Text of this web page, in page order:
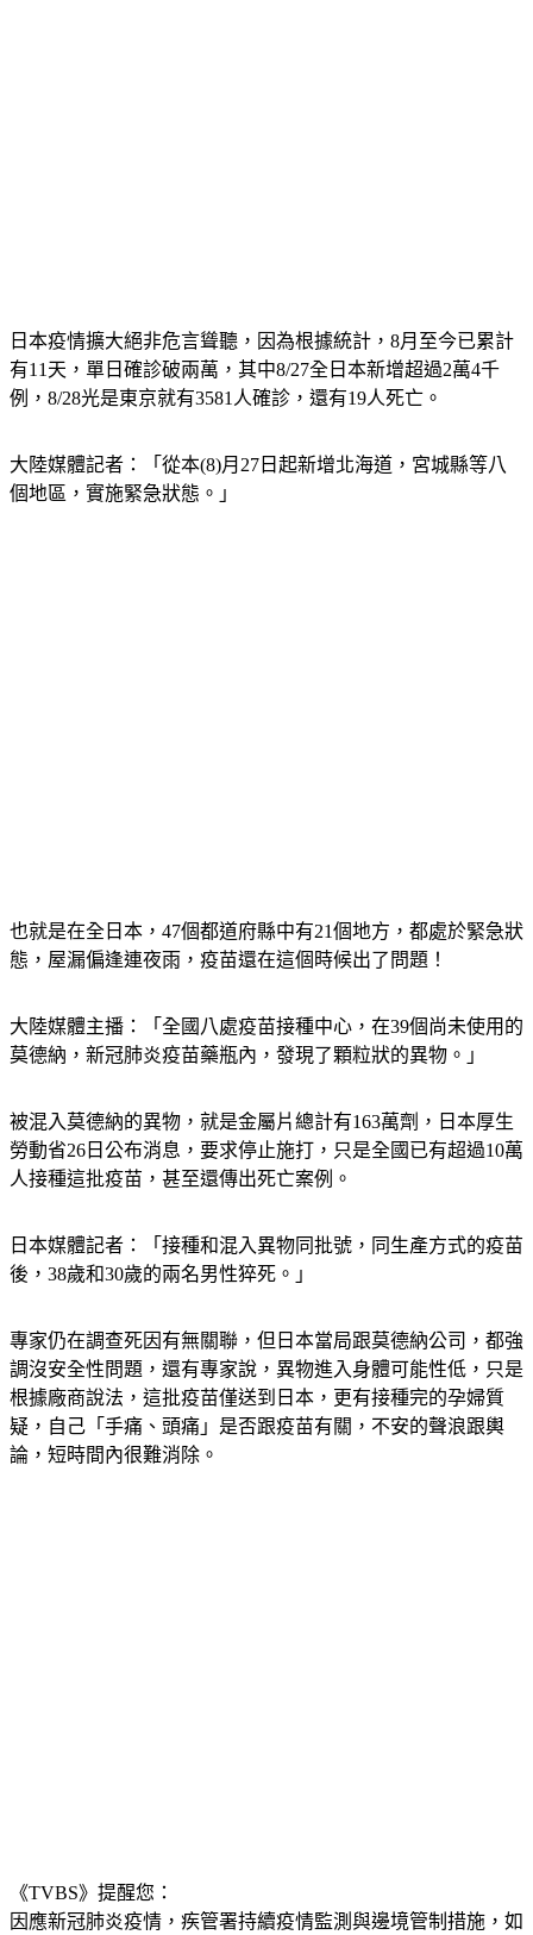
日本疫情擴大絕非危言聳聽，因為根據統計，8月至今已累計
有11天，單日確診破兩萬，其中8/27全日本新增超過2萬4千
例，8/28光是東京就有3581人確診，還有19人死亡。
大陸媒體記者：「從本(8)月27日起新增北海道，宮城縣等八
個地區，實施緊急狀態。」
也就是在全日本，47個都道府縣中有21個地方，都處於緊急狀
態，屋漏偏逢連夜雨，疫苗還在這個時候出了問題！
大陸媒體主播：「全國八處疫苗接種中心，在39個尚未使用的
莫德納，新冠肺炎疫苗藥瓶內，發現了顆粒狀的異物。」
被混入莫德納的異物，就是金屬片總計有163萬劑，日本厚生
勞動省26日公布消息，要求停止施打，只是全國已有超過10萬
人接種這批疫苗，甚至還傳出死亡案例。
日本媒體記者：「接種和混入異物同批號，同生產方式的疫苗
後，38歲和30歲的兩名男性猝死。」
專家仍在調查死因有無關聯，但日本當局跟莫德納公司，都強
調沒安全性問題，還有專家說，異物進入身體可能性低，只是
根據廠商說法，這批疫苗僅送到日本，更有接種完的孕婦質
疑，自己「手痛、頭痛」是否跟疫苗有關，不安的聲浪跟輿
論，短時間內很難消除。
《TVBS》提醒您：
因應新冠肺炎疫情，疾管署持續疫情監測與邊境管制措施， 如